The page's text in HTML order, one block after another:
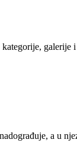
a u